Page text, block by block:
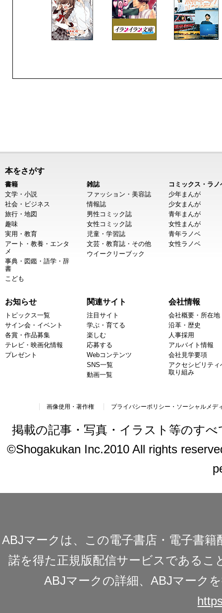
本をさがす
書籍
文学・小説
社会・ビジネス
旅行・地図
趣味
実用・教育
アート・教養・エンタ
メ
事典・図鑑・語学・辞
書
こども
雑誌
ファッション・美容誌
情報誌
男性コミック誌
女性コミック誌
児童・学習誌
文芸・教育誌・その他
ウイークリーブック
コミックス・ラノ
少年まんが
少女まんが
青年まんが
女性まんが
青年ラノベ
女性ラノベ
お知らせ
トピックス一覧
サイン会・イベント
各賞・作品募集
テレビ・映画化情報
プレゼント
関連サイト
注目サイト
学ぶ・育てる
楽しむ
応募する
Webコンテンツ
SNS一覧
動画一覧
会社情報
会社概要・所在地
沿革・歴史
人事採用
アルバイト情報
会社見学要項
アクセシビリティ
取り組み
画像使用・著作権 プライバシーポリシー・ソーシャルメデ
掲載の記事・写真・イラスト等のす
©Shogakukan Inc.2010 All rights
ABJマークは、この電子書店・電子書
諾を得た正規版配信サービスであるこ
ABJマークの詳細、ABJマーク